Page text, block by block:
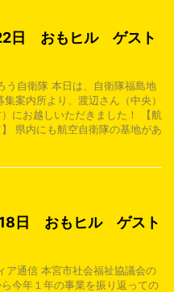
日 おもヒル ゲスト
う自衛隊 本日は、自衛隊福島地
案内所より、渡辺さん（中央）
にお越しいただきました！ 【航
県内にも航空自衛隊の基地があ
日 おもヒル ゲスト
通信 本宮市社会福祉協議会の
今年１年の事業を振り返っての